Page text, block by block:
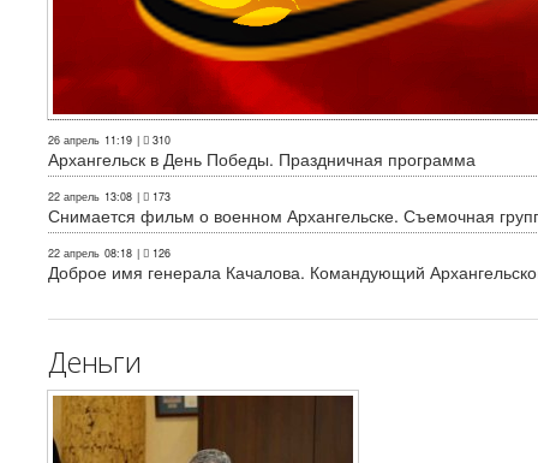
26 апрель 11:19 | 310
Архангельск в День Победы. Праздничная программа
22 апрель 13:08 | 173
Снимается фильм о военном Архангельске. Съемочная
22 апрель 08:18 | 126
Доброе имя генерала Качалова. Командующий
Деньги